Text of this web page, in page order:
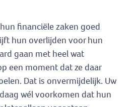
financiële zaken goed
hun overlijden voor hun
gaan met heel wat
een moment dat ze daar
Dat is onvermijdelijk. Uw
wél voorkomen dat hun